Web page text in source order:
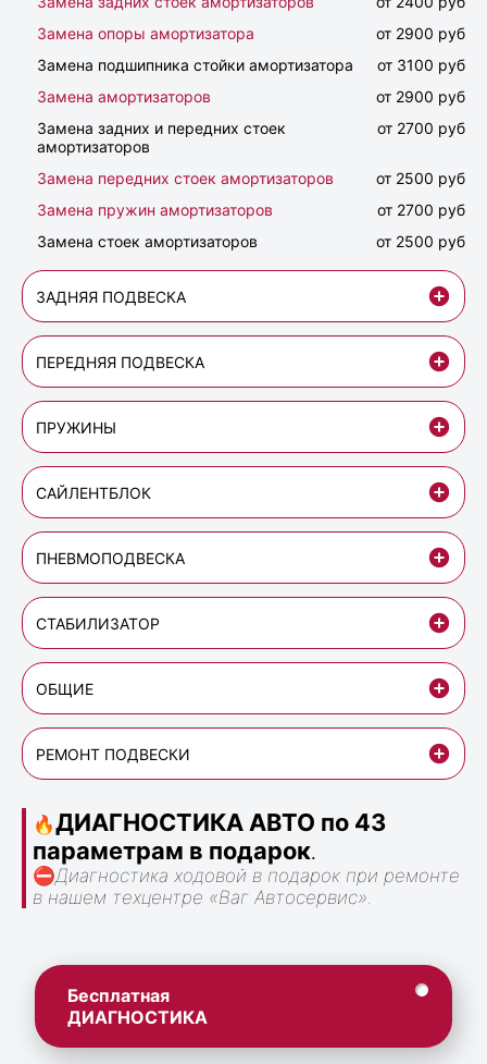
Замена опоры амортизатора
от 2900 руб
Замена подшипника стойки амортизатора
от 3100 руб
Замена амортизаторов
от 2900 руб
Замена задних и передних стоек
амортизаторов
от 2700 руб
Замена передних стоек амортизаторов
от 2500 руб
Замена пружин амортизаторов
от 2700 руб
Замена стоек амортизаторов
от 2500 руб
ЗАДНЯЯ ПОДВЕСКА
ПЕРЕДНЯЯ ПОДВЕСКА
ПРУЖИНЫ
САЙЛЕНТБЛОК
ПНЕВМОПОДВЕСКА
СТАБИЛИЗАТОР
ОБЩИЕ
РЕМОНТ ПОДВЕСКИ
🔥ДИАГНОСТИКА АВТО по 43
параметрам в подарок.
⛔Диагностика ходовой в подарок при ремонте
в нашем техцентре «Ваг Автосервис».
Бесплатная
ДИАГНОСТИКА